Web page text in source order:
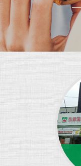
公
司